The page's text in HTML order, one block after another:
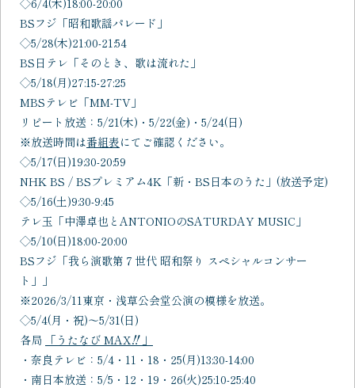
◇6/4(木)18:00-20:00
BSフジ「昭和歌謡パレード」
◇5/28(木)21:00-21:54
BS日テレ「そのとき、歌は流れた」
◇5/18(月)27:15-27:25
MBSテレビ「MM-TV」
リピート放送：5/21(木)・5/22(金)・5/24(日)
※放送時間は番組表にてご確認ください。
◇5/17(日)19:30-20:59
NHK BS / BSプレミアム4K「新・BS日本のうた」(放送予定)
◇5/16(土)9:30-9:45
テレ玉「中澤卓也とANTONIOのSATURDAY MUSIC」
◇5/10(日)18:00-20:00
BSフジ「我ら演歌第７世代 昭和祭り スペシャルコンサー
ト」」
※2026/3/11東京・浅草公会堂公演の模様を放送。
◇5/4(月・祝)～5/31(日)
各局
「うたなび MAX‼」
・奈良テレビ：5/4・11・18・25(月)13:30-14:00
・南日本放送：5/5・12・19・26(火)25:10-25:40